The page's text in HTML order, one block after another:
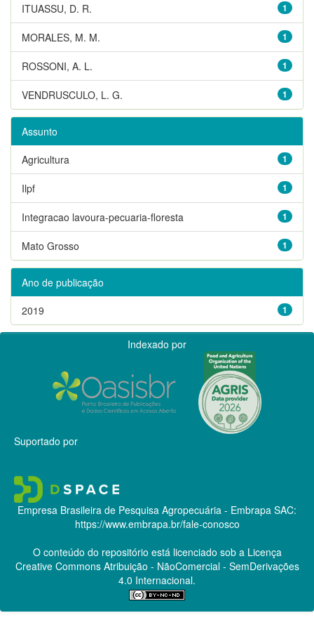
1
ITUASSU, D. R.
1
MORALES, M. M.
1
ROSSONI, A. L.
1
VENDRUSCULO, L. G.
Assunto
1
Agricultura
1
Ilpf
1
Integracao lavoura-pecuaria-floresta
1
Mato Grosso
Ano de publicação
1
2019
Indexado por
Suportado por
Empresa Brasileira de Pesquisa Agropecuária - Embrapa SAC:
https://www.embrapa.br/fale-conosco
O conteúdo do repositório está licenciado sob a Licença
Creative CommonsAtribuição - NãoComercial - SemDerivações
4.0 Internacional.